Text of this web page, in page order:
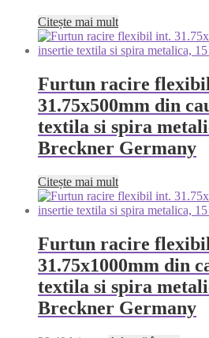
Citește mai mult
Furtun racire
31.75x500mm din
textila si spira
Breckner Germany
Citește mai mult
Furtun racire
31.75x1000mm din
textila si spira
Breckner Germany